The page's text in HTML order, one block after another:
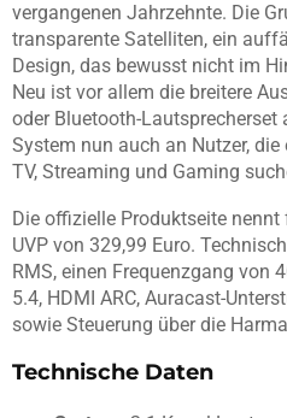
vergangenen Jahrzehnte. Die
transparente Satelliten, ein
Design, das bewusst nicht im
Neu ist vor allem die breitere
oder Bluetooth-
System nun auch an Nutzer,
TV, Streaming und Gaming
Die offizielle Produktseite nennt
UVP von 329,99 Euro.
RMS, einen Frequenzgang von
5.4, HDMI ARC, Auracast-
sowie Steuerung über die
Technische Daten